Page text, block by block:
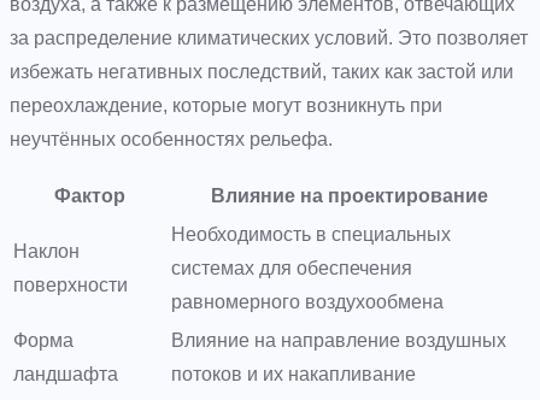
за распределение климатических условий. Это позволяет
избежать негативных последствий, таких как застой или
переохлаждение, которые могут возникнуть при
неучтённых особенностях рельефа.
Фактор Влияние на проектирование
Наклон
поверхности
Необходимость в специальных
системах для обеспечения
равномерного воздухообмена
Форма
ландшафта
Влияние на направление воздушных
потоков и их накапливание